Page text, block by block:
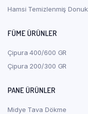
Hamsi Temizlenmiş Donuk
FÜME ÜRÜNLER
Çipura 400/600 GR
Çipura 200/300 GR
PANE ÜRÜNLER
Midye Tava Dökme